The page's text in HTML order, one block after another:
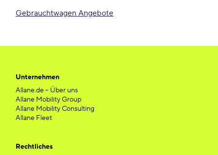
Gebrauchtwagen Angebote
Unternehmen
Allane.de – Über uns
Allane Mobility Group
Allane Mobility Consulting
Allane Fleet
Rechtliches